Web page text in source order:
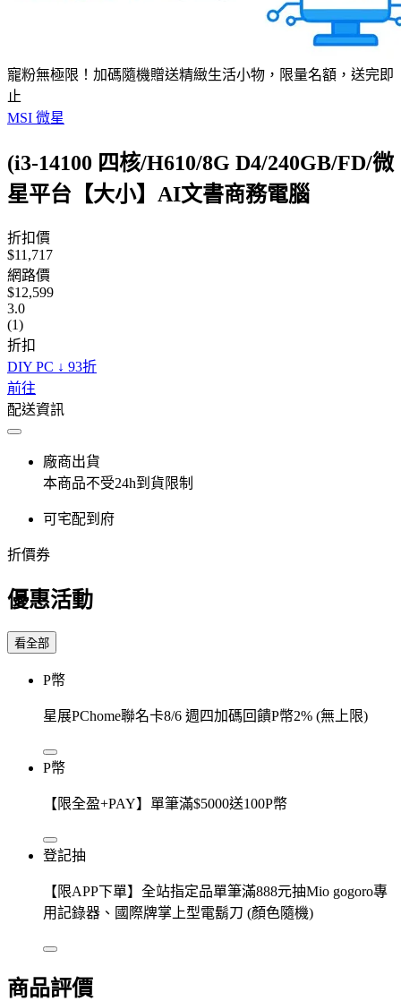
寵粉無極限！加碼隨機贈送精緻生活小物，限量名額，送完即
止
MSI 微星
(i3-14100 四核/H610/8G D4/240GB/FD/微
星平台【大小】AI文書商務電腦
折扣價
$11,717
網路價
$12,599
3.0
(1)
折扣
DIY PC ↓ 93折
前往
配送資訊
廠商出貨
本商品不受24h到貨限制
可宅配到府
折價券
優惠活動
看全部
P幣
星展PChome聯名卡8/6 週四加碼回饋P幣2% (無上限)
P幣
【限全盈+PAY】單筆滿$5000送100P幣
登記抽
【限APP下單】全站指定品單筆滿888元抽Mio gogoro專
用記錄器、國際牌掌上型電鬍刀 (顏色隨機)
商品評價